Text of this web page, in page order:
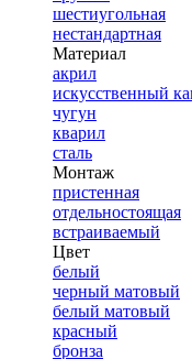
шестиугольная
нестандартная
Материал
акрил
искусственный
чугун
кварил
сталь
Монтаж
пристенная
отдельностоящая
встраиваемый
Цвет
белый
черный матовый
белый матовый
красный
бронза